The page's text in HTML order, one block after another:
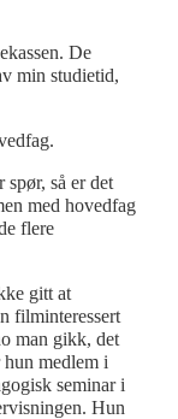
De
min studietid,
spør, så er det
med hovedfag
flere
gitt at
filminteressert
man gikk, det
medlem i
seminar i
Hun